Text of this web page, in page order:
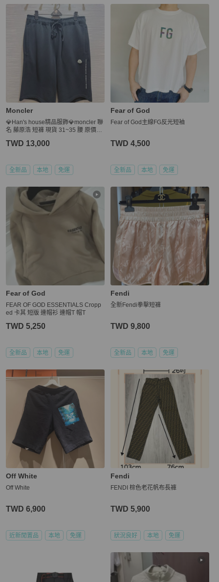
Moncler
💎Han's house精品服飾💎moncler 聯
名 藤原浩 短褲 現貨 31~35 腰 原價22
TWD 13,000
全新品 本地 免運
Fear of God
Fear of God主線FG反光短袖
TWD 4,500
全新品 本地 免運
Fear of God
FEAR OF GOD ESSENTIALS Cropp
ed 卡其 短版 連帽衫 連帽T 帽T
TWD 5,250
全新品 本地 免運
Fendi
全新Fendi拳擊短褲
TWD 9,800
全新品 本地 免運
Off White
Off White
TWD 6,900
近新閒置品 本地 免運
Fendi
FENDI 棕色老花帆布長褲
TWD 5,900
狀況良好 本地 免運